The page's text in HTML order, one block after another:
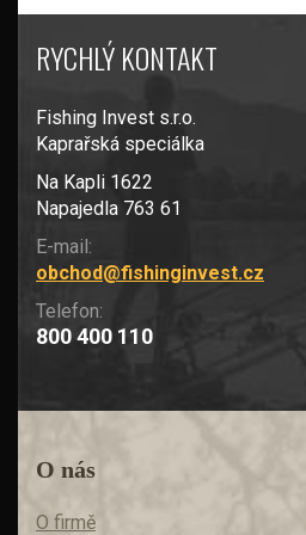
RYCHLÝ KONTAKT
Fishing Invest s.r.o.
Kaprařská speciálka
Na Kapli 1622
Napajedla 763 61
E-mail:
obchod@fishinginvest.cz
Telefon:
800 400 110
O nás
O firmě